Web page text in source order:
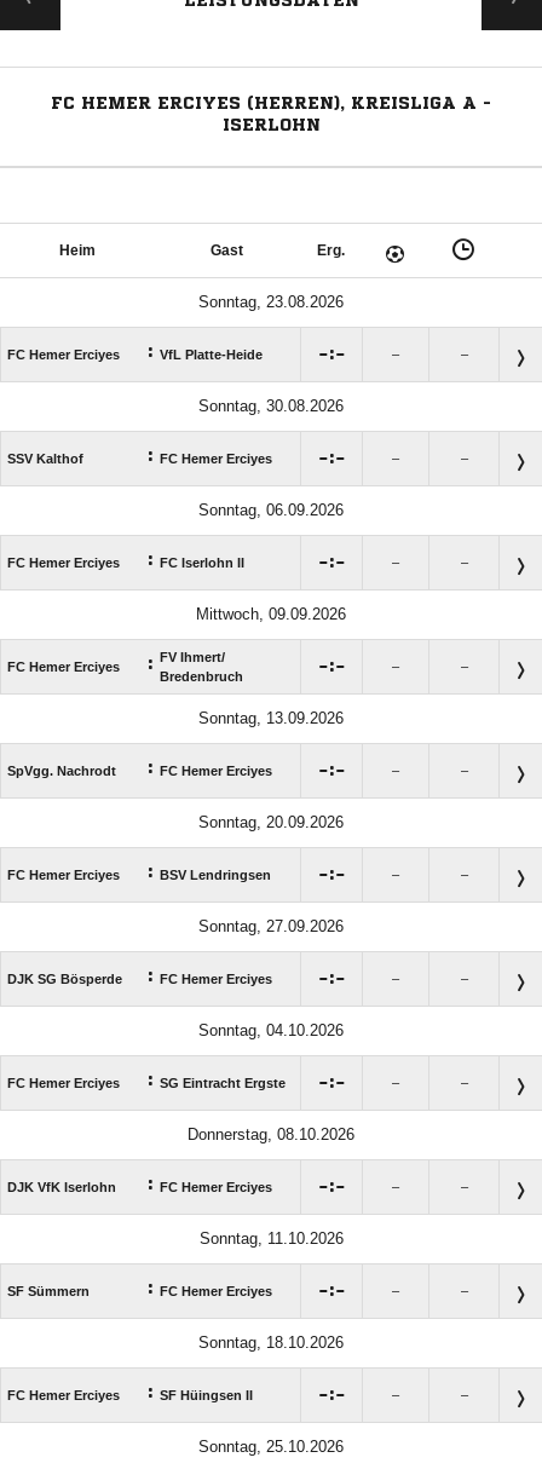
FC HEMER ERCIYES (HERREN), KREISLIGA A -
ISERLOHN
Heim Gast Erg.
Sonntag, 23.08.2026
FC Hemer Erciyes : VfL Platte-Heide : – –
Sonntag, 30.08.2026
SSV Kalthof : FC Hemer Erciyes : – –
Sonntag, 06.09.2026
FC Hemer Erciyes : FC Iserlohn II : – –
Mittwoch, 09.09.2026
FC Hemer Erciyes :
FV Ihmert/​
Bredenbruch
: – –
Sonntag, 13.09.2026
SpVgg. Nachrodt : FC Hemer Erciyes : – –
Sonntag, 20.09.2026
FC Hemer Erciyes : BSV Lendringsen : – –
Sonntag, 27.09.2026
DJK SG Bösperde : FC Hemer Erciyes : – –
Sonntag, 04.10.2026
FC Hemer Erciyes : SG Eintracht Ergste : – –
Donnerstag, 08.10.2026
DJK VfK Iserlohn : FC Hemer Erciyes : – –
Sonntag, 11.10.2026
SF Sümmern : FC Hemer Erciyes : – –
Sonntag, 18.10.2026
FC Hemer Erciyes : SF Hüingsen II : – –
Sonntag, 25.10.2026